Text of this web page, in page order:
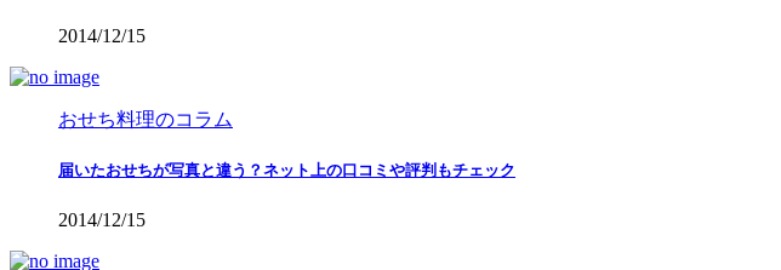
2014/12/15
おせち料理のコラム
届いたおせちが写真と違う？ネット上の口コミや評判もチェック
2014/12/15